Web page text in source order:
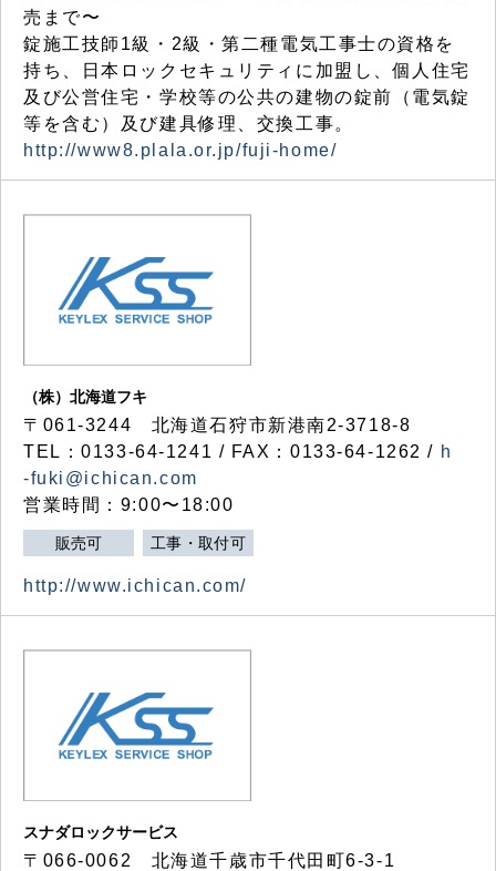
売まで〜
錠施工技師1級・2級・第二種電気工事士の資格を
持ち、日本ロックセキュリティに加盟し、個人住宅
及び公営住宅・学校等の公共の建物の錠前（電気錠
等を含む）及び建具修理、交換工事。
http://www8.plala.or.jp/fuji-home/
（株）北海道フキ
〒061-3244 北海道石狩市新港南2-3718-8
TEL：0133-64-1241 / FAX：0133-64-1262 / h
-fuki@ichican.com
営業時間：9:00〜18:00
販売可 工事・取付可
http://www.ichican.com/
スナダロックサービス
〒066-0062 北海道千歳市千代田町6-3-1